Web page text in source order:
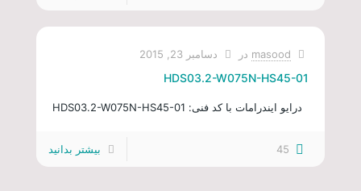
masood در دسامبر 23, 2015
HDS03.2-W075N-HS45-01
درایو ایندرامات با کد فنی: HDS03.2-W075N-HS45-01
45 بیشتر بدانید